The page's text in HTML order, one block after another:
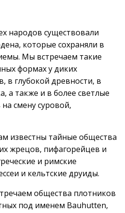
народов существовали
которые сохраняли в
Мы встречаем такие
формах у диких
в глубокой древности, в
а также и в более светлые
смену суровой,
известны тайные общества
жрецов, пифагорейцев и
и римские
и кельтские друиды.
общества плотников
под именем Bauhutten,